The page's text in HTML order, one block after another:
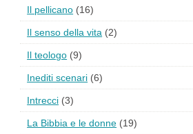
Il pellicano (16)
Il senso della vita (2)
Il teologo (9)
Inediti scenari (6)
Intrecci (3)
La Bibbia e le donne (19)